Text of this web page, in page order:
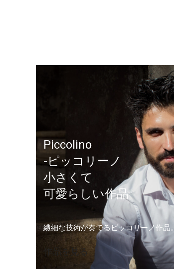
Piccolino
-ピッコリーノ
小さくて
可愛らしい作品
繊細な技術が奏でるピッコリーノ作品。
作品を見る